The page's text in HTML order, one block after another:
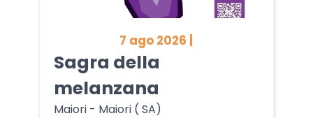
7 ago 2026 |
Sagra della
melanzana
Maiori - Maiori ( SA)